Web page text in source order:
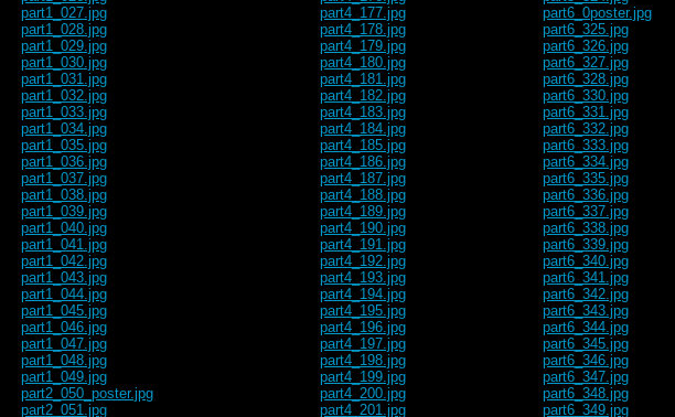
part1_027.jpg
part1_028.jpg
part1_029.jpg
part1_030.jpg
part1_031.jpg
part1_032.jpg
part1_033.jpg
part1_034.jpg
part1_035.jpg
part1_036.jpg
part1_037.jpg
part1_038.jpg
part1_039.jpg
part1_040.jpg
part1_041.jpg
part1_042.jpg
part1_043.jpg
part1_044.jpg
part1_045.jpg
part1_046.jpg
part1_047.jpg
part1_048.jpg
part1_049.jpg
part2_050_poster.jpg
part2_051.jpg
part4_177.jpg
part4_178.jpg
part4_179.jpg
part4_180.jpg
part4_181.jpg
part4_182.jpg
part4_183.jpg
part4_184.jpg
part4_185.jpg
part4_186.jpg
part4_187.jpg
part4_188.jpg
part4_189.jpg
part4_190.jpg
part4_191.jpg
part4_192.jpg
part4_193.jpg
part4_194.jpg
part4_195.jpg
part4_196.jpg
part4_197.jpg
part4_198.jpg
part4_199.jpg
part4_200.jpg
part4_201.jpg
part6_0poster.jpg
part6_325.jpg
part6_326.jpg
part6_327.jpg
part6_328.jpg
part6_330.jpg
part6_331.jpg
part6_332.jpg
part6_333.jpg
part6_334.jpg
part6_335.jpg
part6_336.jpg
part6_337.jpg
part6_338.jpg
part6_339.jpg
part6_340.jpg
part6_341.jpg
part6_342.jpg
part6_343.jpg
part6_344.jpg
part6_345.jpg
part6_346.jpg
part6_347.jpg
part6_348.jpg
part6_349.jpg